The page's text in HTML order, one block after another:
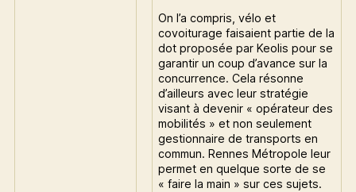
On l’a compris, vélo et
covoiturage faisaient partie de la
dot proposée par Keolis pour se
garantir un coup d’avance sur la
concurrence. Cela résonne
d’ailleurs avec leur stratégie
visant à devenir « opérateur des
mobilités » et non seulement
gestionnaire de transports en
commun. Rennes Métropole leur
permet en quelque sorte de se
« faire la main » sur ces sujets.